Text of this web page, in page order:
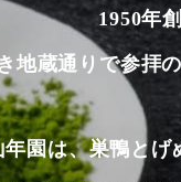
1950年
地蔵通りで参拝
園は、巣鴨と